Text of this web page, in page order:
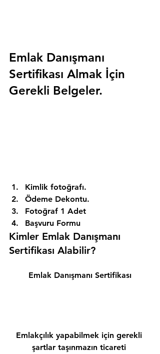
Emlak Danışmanı
Sertifikası Almak İçin
Gerekli Belgeler.
Kimlik fotoğrafı.
Ödeme Dekontu.
Fotoğraf 1 Adet
Başvuru Formu
Kimler Emlak Danışmanı
Sertifikası Alabilir?
Emlak Danışmanı Sertifikası
Emlakçılık yapabilmek için gerekli
şartlar taşınmazın ticareti